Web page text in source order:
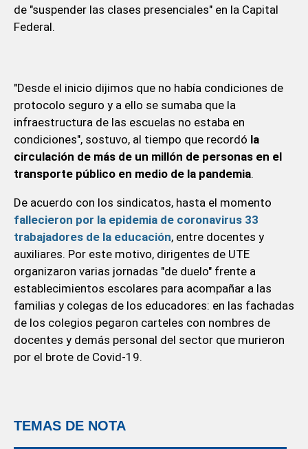
de "suspender las clases presenciales" en la Capital
Federal.
"Desde el inicio dijimos que no había condiciones de
protocolo seguro y a ello se sumaba que la
infraestructura de las escuelas no estaba en
condiciones", sostuvo, al tiempo que recordó la
circulación de más de un millón de personas en el
transporte público en medio de la pandemia.
De acuerdo con los sindicatos, hasta el momento
fallecieron por la epidemia de coronavirus 33
trabajadores de la educación, entre docentes y
auxiliares. Por este motivo, dirigentes de UTE
organizaron varias jornadas "de duelo" frente a
establecimientos escolares para acompañar a las
familias y colegas de los educadores: en las fachadas
de los colegios pegaron carteles con nombres de
docentes y demás personal del sector que murieron
por el brote de Covid-19.
TEMAS DE NOTA